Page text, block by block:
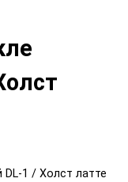
1 / Холст латте